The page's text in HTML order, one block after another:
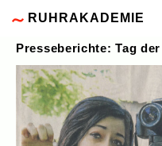
RUHRAKADEMIE
Presseberichte: Tag